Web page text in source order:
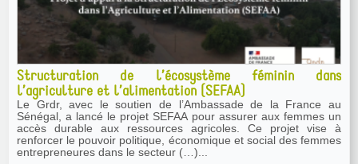
Structuration de l’écosystème féminin dans
l’agriculture et l’alimentation (SEFAA)
Le Grdr, avec le soutien de l’Ambassade de la France au
Sénégal, a lancé le projet SEFAA pour assurer aux femmes un
accès durable aux ressources agricoles. Ce projet vise à
renforcer le pouvoir politique, économique et social des femmes
entrepreneures dans le secteur (…)...